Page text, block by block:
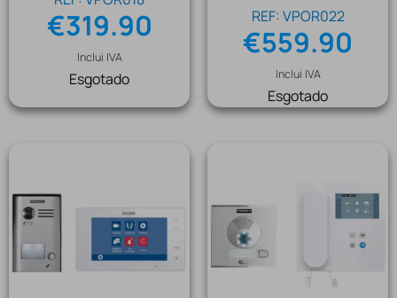
€319.90
Inclui IVA
Esgotado
REF: VPOR022
€559.90
Inclui IVA
Esgotado